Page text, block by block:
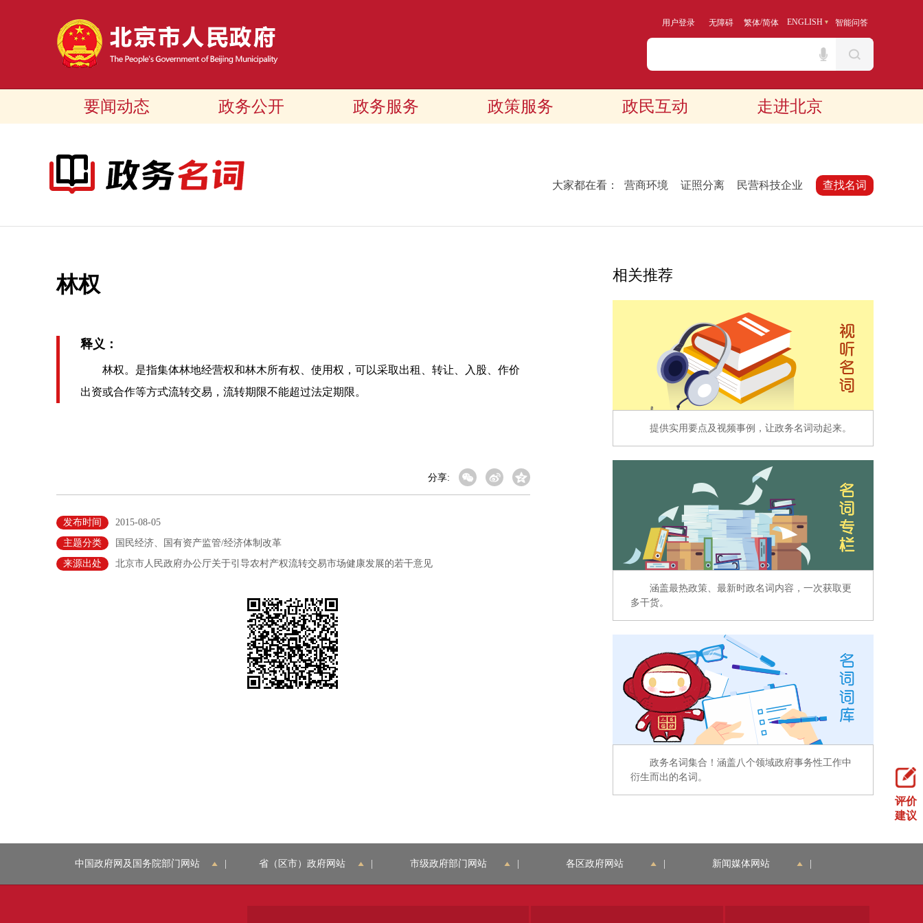
用户登录 无障碍 繁体/简体 ENGLISH 智能问答
要闻动态 政务公开 政务服务 政策服务 政民互动 走进北京
大家都在看： 营商环境 证照分离 民营科技企业 查找名词
林权
释义：
林权。是指集体林地经营权和林木所有权、使用权，可以采取出租、转让、入股、作价
出资或合作等方式流转交易，流转期限不能超过法定期限。
分享:
发布时间
2015-08-05
主题分类
国民经济、国有资产监管/经济体制改革
来源出处
北京市人民政府办公厅关于引导农村产权流转交易市场健康发展的若干意见
相关推荐
提供实用要点及视频事例，让政务名词动起来。
涵盖最热政策、最新时政名词内容，一次获取更
多干货。
政务名词集合！涵盖八个领域政府事务性工作中
衍生而出的名词。
评价
建议
中国政府网及国务院部门网站 省（区市）政府网站 市级政府部门网站 各区政府网站 新闻媒体网站